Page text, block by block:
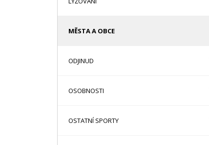
MĚSTA A OBCE
ODJINUD
OSOBNOSTI
OSTATNÍ SPORTY